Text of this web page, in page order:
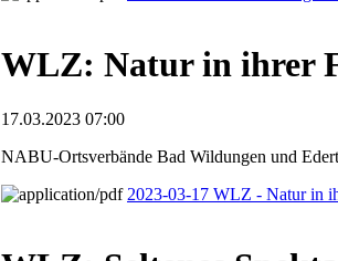
WLZ: Natur in ihrer
17.03.2023 07:00
NABU-Ortsverbände Bad Wildungen und
2023-03-17 WLZ - Natur in